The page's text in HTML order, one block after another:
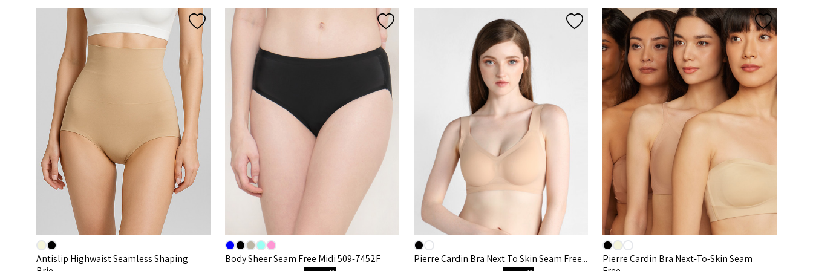
Antislip Highwaist Seamless Shaping
Body Sheer Seam Free Midi 509-7452F Pierre Cardin Bra Next To Skin Seam Free...
Pierre Cardin Bra Next-To-Skin Seam